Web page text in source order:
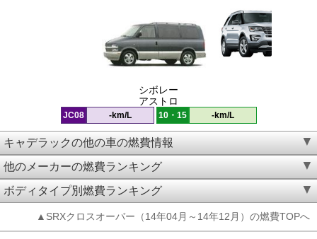
シボレー
アストロ
JC08 -km/L 10・15 -km/L
キャデラックの他の車の燃費情報
他のメーカーの燃費ランキング
ボディタイプ別燃費ランキング
▲SRXクロスオーバー（14年04月～14年12月）の燃費TOPへ